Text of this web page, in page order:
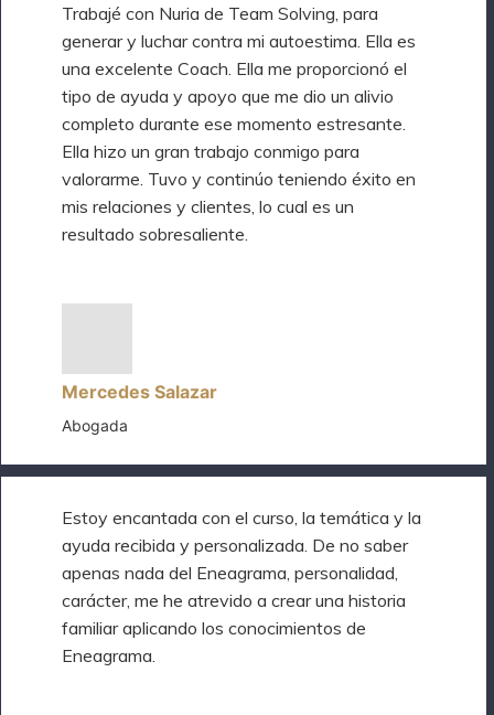
Trabajé con Nuria de Team Solving, para
generar y luchar contra mi autoestima. Ella es
una excelente Coach. Ella me proporcionó el
tipo de ayuda y apoyo que me dio un alivio
completo durante ese momento estresante.
Ella hizo un gran trabajo conmigo para
valorarme. Tuvo y continúo teniendo éxito en
mis relaciones y clientes, lo cual es un
resultado sobresaliente.
Mercedes Salazar
Abogada
Estoy encantada con el curso, la temática y la
ayuda recibida y personalizada. De no saber
apenas nada del Eneagrama, personalidad,
carácter, me he atrevido a crear una historia
familiar aplicando los conocimientos de
Eneagrama.